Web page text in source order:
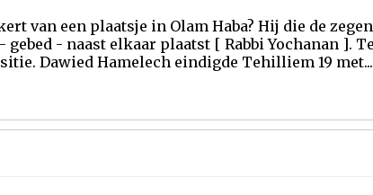
van een plaatsje in Olam Haba? Hij die de
gebed - naast elkaar plaatst [ Rabbi Yochanan ].
Dawied Hamelech eindigde Tehilliem 19 met...